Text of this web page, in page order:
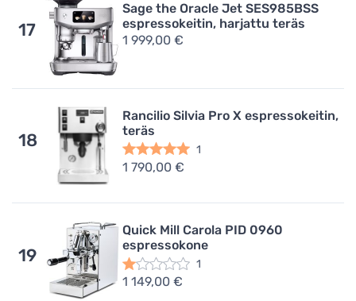
17
Sage the Oracle Jet SES985BSS
espressokeitin, harjattu teräs
1 999,00 €
18
Rancilio Silvia Pro X espressokeitin,
teräs
1
1 790,00 €
19
Quick Mill Carola PID 0960
espressokone
1
1 149,00 €